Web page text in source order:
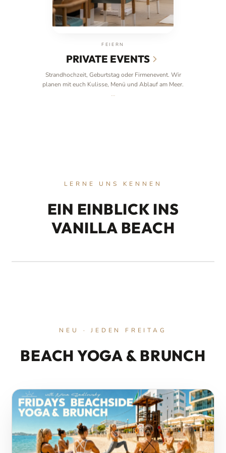
FEIERN
PRIVATE EVENTS
Strandhochzeit, Geburtstag oder Firmenevent. Wir
planen mit euch Kulisse, Menü und Ablauf am Meer.
…
LERNE UNS KENNEN
EIN EINBLICK INS
VANILLA BEACH
NEU · JEDEN FREITAG
BEACH YOGA & BRUNCH